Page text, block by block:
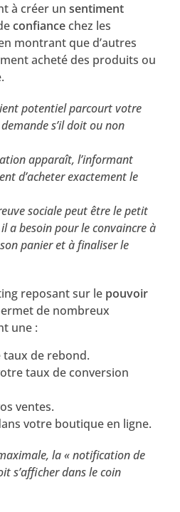
à créer unsentiment
confiancechez les
montrant que d’autres
acheté des produits ou
potentiel parcourt votre
s’il doit ou non
apparaît, l’informant
d’acheter exactement le
sociale peut être le petit
a besoin pour le convaincre à
panier et à finaliser le
reposant sur le pouvoir
de nombreux
une :
de rebond.
taux de conversion
ventes.
votre boutique en ligne.
la « notification de
s’afficher dans le coin